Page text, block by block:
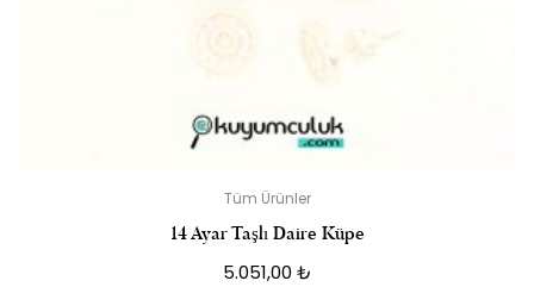
Tüm Ürünler
14 Ayar Taşlı Daire Küpe
5.051,00 ₺